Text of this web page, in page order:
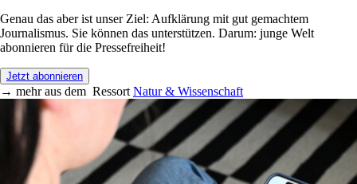
Genau das aber ist unser Ziel: Aufklärung mit gut gemachtem
Journalismus. Sie können das unterstützen. Darum: junge Welt
abonnieren für die Pressefreiheit!
Jetzt abonnieren
→ mehr aus dem RessortNatur & Wissenschaft